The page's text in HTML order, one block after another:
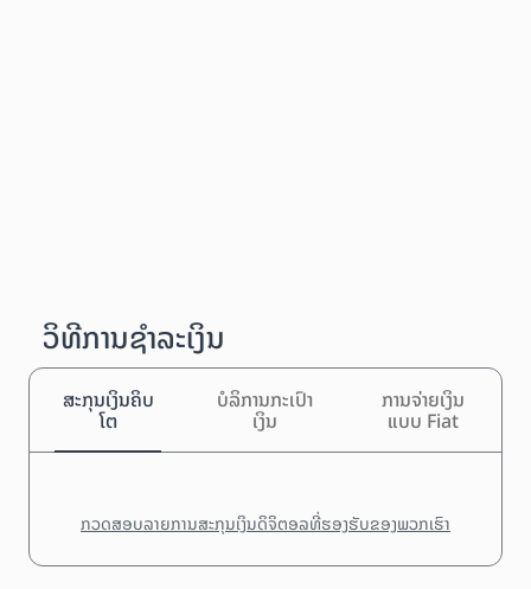
ວິທີການຊຳລະເງິນ
ສະກຸນເງິນຄິບ
ໂຕ
ບໍລິການກະເປົາ
ເງິນ
ການຈ່າຍເງິນ
ແບບ Fiat
ກວດສອບລາຍການສະກຸນເງິນດິຈິຕອລທີ່ຮອງຮັບຂອງພວກເຮົາ